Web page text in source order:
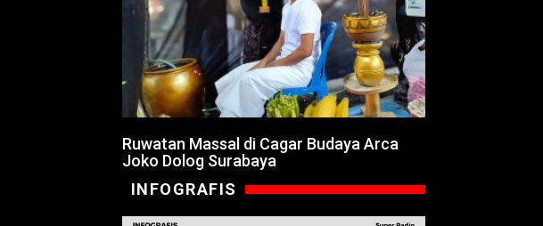
Ruwatan Massal di Cagar Budaya Arca
Joko Dolog Surabaya
INFOGRAFIS